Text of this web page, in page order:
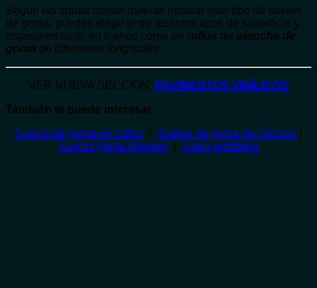
Según las zonas donde quieras instalar este tipo de suelos
de goma, puedes elegir entre distintos tipos de superficie y
espesores tanto en tramos como en rollos de plancha de
goma de diferentes longitudes.
VER NUEVA SECCIÓN: PAVIMENTOS VINÍLICOS
También te puede interesar:
Suelos de goma en rollos
Suelos de goma de círculos
Suelos goma checker
Suelo estribera